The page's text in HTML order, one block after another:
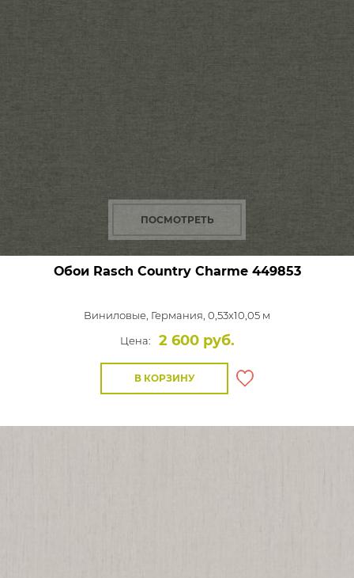
ПОСМОТРЕТЬ
Обои Rasch Country Charme449853
Виниловые, Германия, 0,53x10,05 м
Цена:
2 600 руб.
В КОРЗИНУ